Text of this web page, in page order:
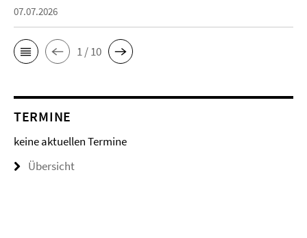
07.07.2026
1 / 10
TERMINE
keine aktuellen Termine
Übersicht